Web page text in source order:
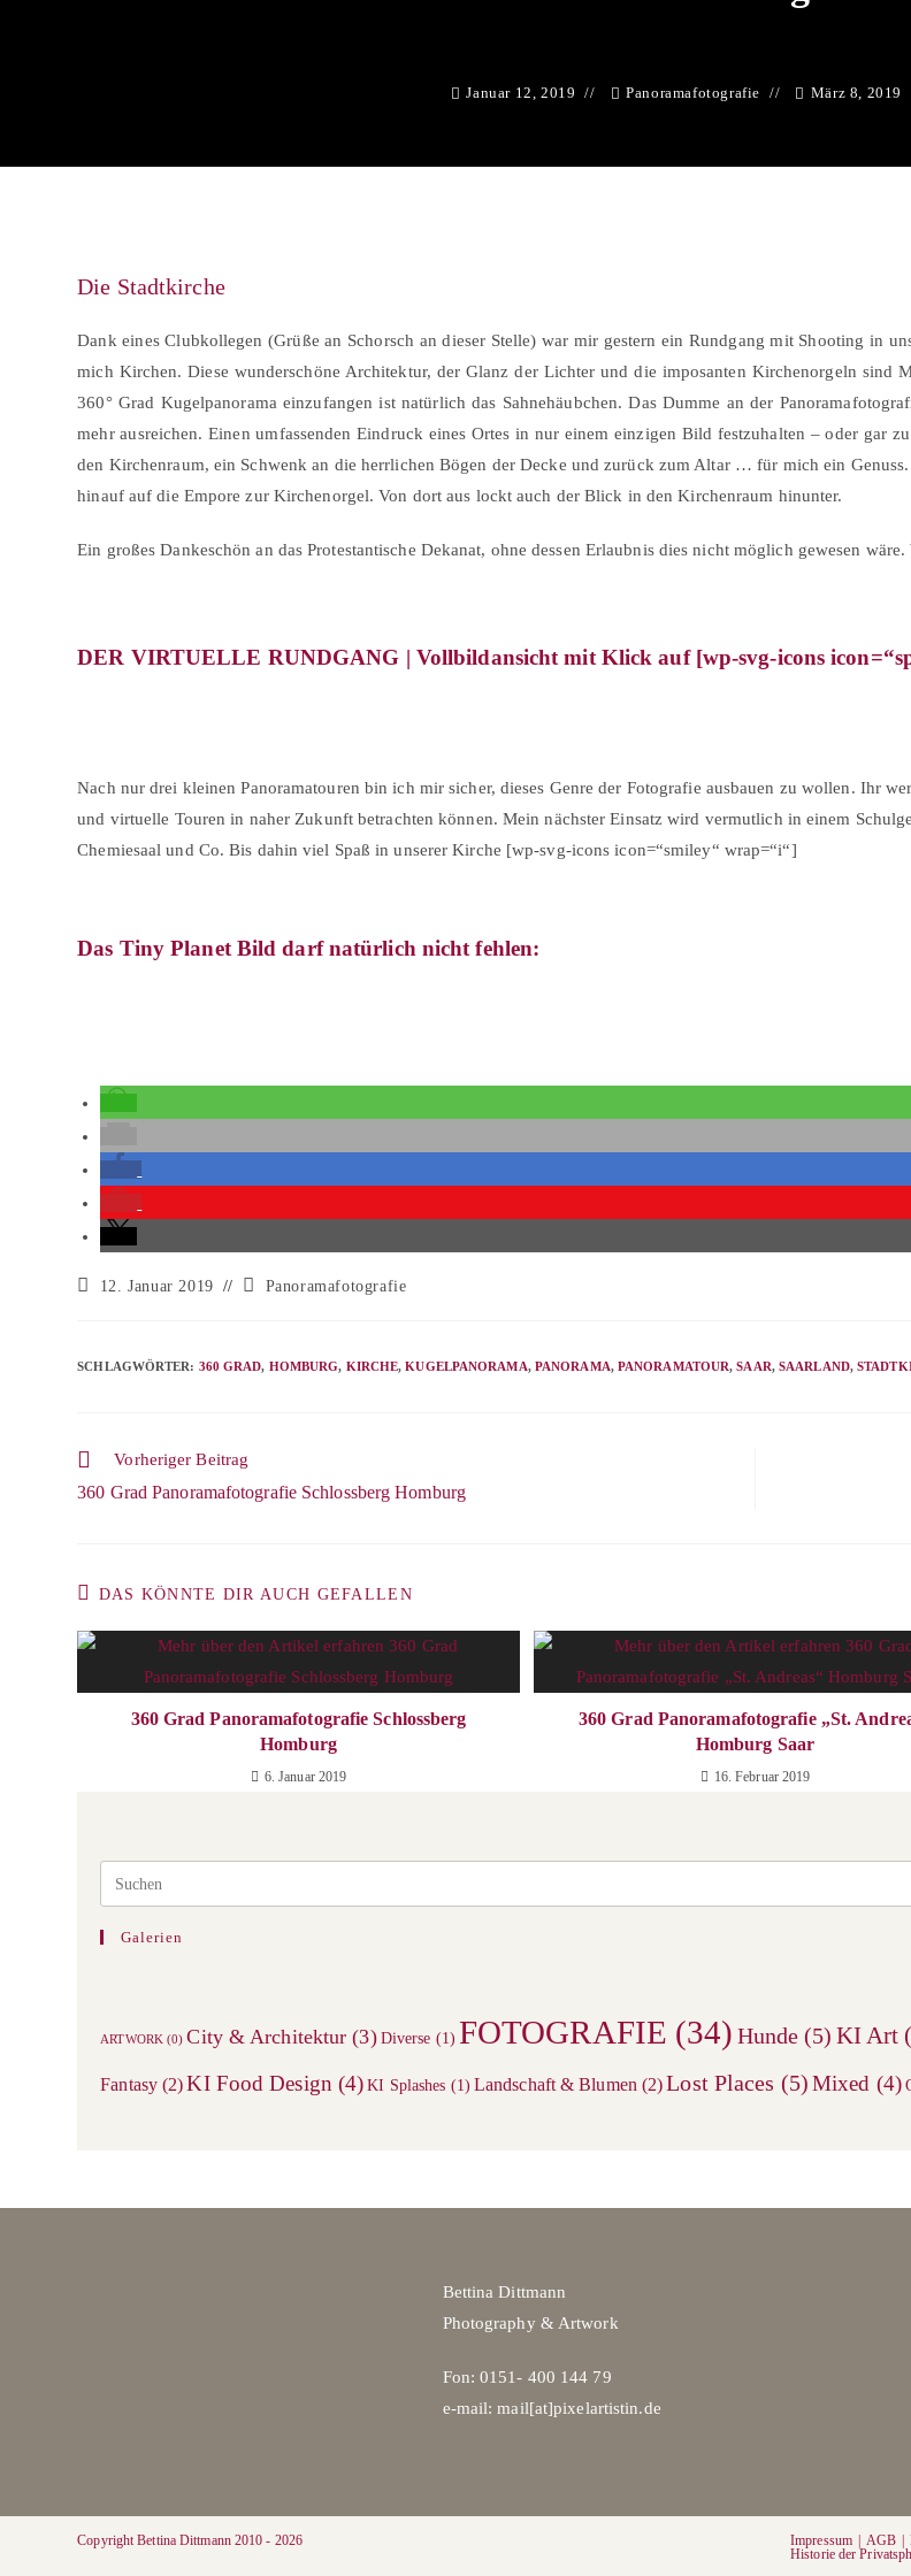
Januar 12, 2019 Panoramafotografie März 8, 2019
Die Stadtkirche
Dank eines Clubkollegen (Grüße an Schorsch an dieser Stelle) war mir gestern ein Rundgang mit Shooting in
mich Kirchen. Diese wunderschöne Architektur, der Glanz der Lichter und die imposanten Kirchenorgeln sind
360° Grad Kugelpanorama einzufangen ist natürlich das Sahnehäubchen. Das Dumme an der
mehr ausreichen. Einen umfassenden Eindruck eines Ortes in nur einem einzigen Bild festzuhalten – oder gar
den Kirchenraum, ein Schwenk an die herrlichen Bögen der Decke und zurück zum Altar … für mich ein
hinauf auf die Empore zur Kirchenorgel. Von dort aus lockt auch der Blick in den Kirchenraum hinunter.
Ein großes Dankeschön an das Protestantische Dekanat, ohne dessen Erlaubnis dies nicht möglich gewesen
DER VIRTUELLE RUNDGANG | Vollbildansicht mit Klick auf [wp-svg-icons
Nach nur drei kleinen Panoramatouren bin ich mir sicher, dieses Genre der Fotografie ausbauen zu wollen. Ihr
und virtuelle Touren in naher Zukunft betrachten können. Mein nächster Einsatz wird vermutlich in einem
Chemiesaal und Co. Bis dahin viel Spaß in unserer Kirche [wp-svg-icons icon=“smiley“ wrap=“i“]
Das Tiny Planet Bild darf natürlich nicht fehlen:
Beitrag
12. Januar 2019
Beitrags-
Panoramafotografie
SCHLAGWÖRTER: 360 GRAD, HOMBURG, KIRCHE, KUGELPANORAMA, PANORAMA, PANORAMATOUR, SAAR, SAARLAND,
Weitere
ansehen
Vorheriger Beitrag
360 Grad Panoramafotografie Schlossberg Homburg
DAS KÖNNTE DIR AUCH GEFALLEN
360 Grad Panoramafotografie Schlossberg
Homburg
6. Januar 2019
360 Grad Panoramafotografie „St.
Homburg Saar
16. Februar 2019
Galerien
ARTWORK (0) City & Architektur (3) Diverse (1) FOTOGRAFIE (34) Hunde (5) KI Art
Fantasy(2)KI Food Design (4) KI Splashes (1) Landschaft & Blumen(2)Lost Places (5)Mixed (4)
Bettina Dittmann
Photography & Artwork
Fon: 0151- 400 144 79
e-mail: mail[at]pixelartistin.de
Impressum AGB
Historie der
Copyright Bettina Dittmann 2010 - 2026